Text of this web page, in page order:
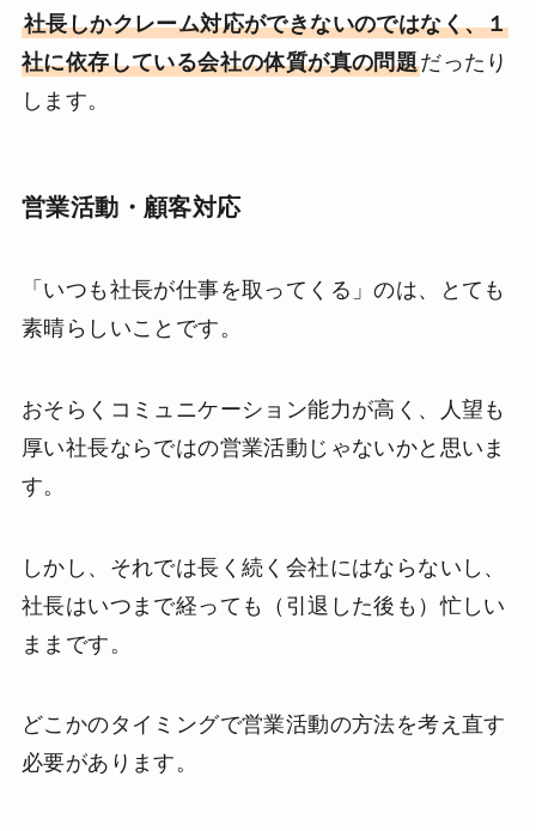
社長しかクレーム対応ができないのではなく、１
社に依存している会社の体質が真の問題だったり
します。
営業活動・顧客対応
「いつも社長が仕事を取ってくる」のは、とても
素晴らしいことです。
おそらくコミュニケーション能力が高く、人望も
厚い社長ならではの営業活動じゃないかと思いま
す。
しかし、それでは長く続く会社にはならないし、
社長はいつまで経っても（引退した後も）忙しい
ままです。
どこかのタイミングで営業活動の方法を考え直す
必要があります。